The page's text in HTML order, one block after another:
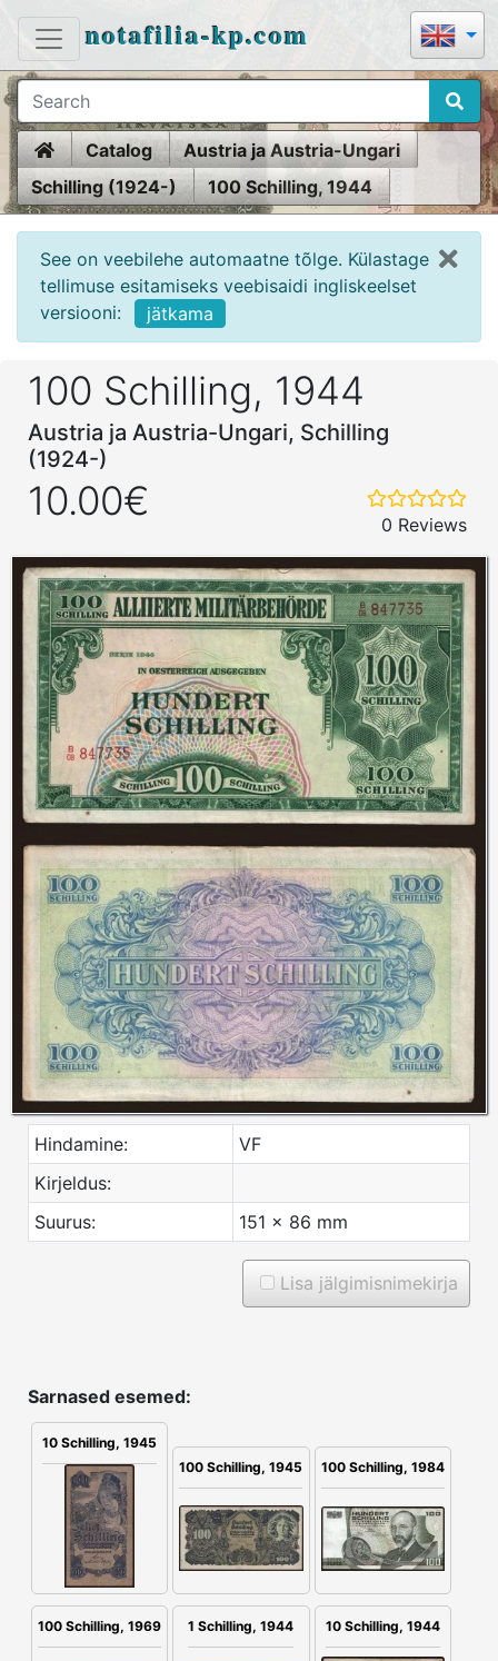
notafilia-kp.com
HomeCatalog
Austria ja Austria-Ungari
Schilling (1924-)
100 Schilling, 1944
See on veebilehe automaatne tõlge. Külastage
tellimuse esitamiseks veebisaidi ingliskeelset
versiooni:
jätkama
100 Schilling, 1944
Austria ja Austria-Ungari, Schilling
(1924-)
10.00€
0 Reviews
Hindamine:
VF
Kirjeldus:
Suurus:
151 x 86 mm
Lisa jälgimisnimekirja
Sarnased esemed:
10 Schilling, 1945
100 Schilling, 1945
100 Schilling, 1984
100 Schilling, 1969 1 Schilling, 1944 10 Schilling, 1944